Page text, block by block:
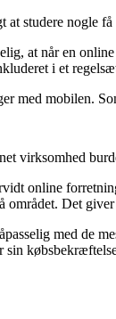
studere nogle få
at når en
i et
med mobilen.
virksomhed
online
området. Det
med de
sin